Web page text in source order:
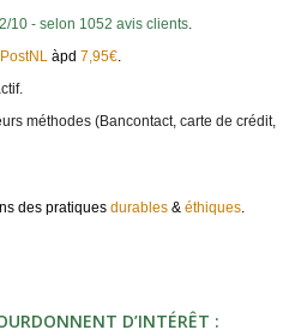
/10 - selon 1052 avis clients.
PostNL àpd 7,95€.
méthodes (Bancontact, carte de crédit,
des pratiques durables & éthiques.
D’INTÉRÊT :